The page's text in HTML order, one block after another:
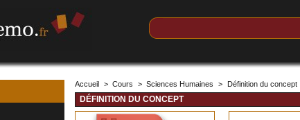
Accueil > Cours > Sciences Humaines > Définition du concept
DÉFINITION DU CONCEPT